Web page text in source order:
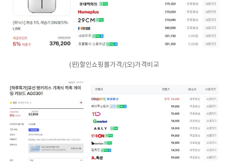
(왼)할인쇼핑몰가격/(오)가격비교